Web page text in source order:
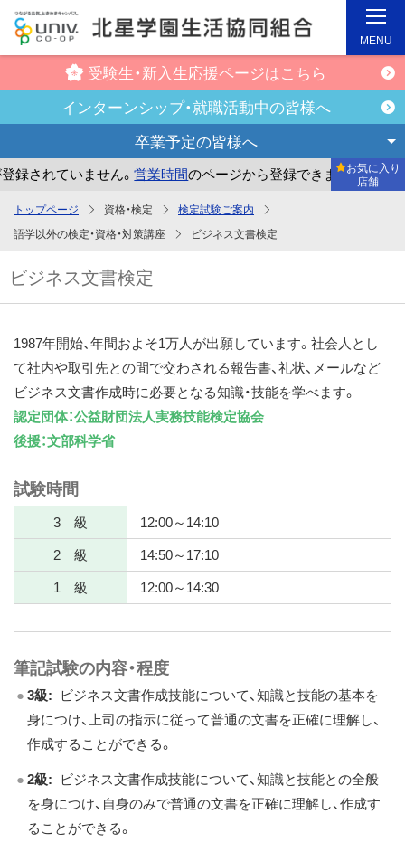
コ
ン
受験生・新入生応援ページはこちら
インターンシップ・就職活動中の皆様へ
卒業予定の皆様へ
されていません。営業時間のページから登録できます。お気に入り
店舗
MENU
トップページ 資格・検定
検定試験ご案内
語学以外の検定・資格・対策講座
ビジネス文書検定
ビジネス文書検定
1987年開始、年間およそ1万人が出願しています。社会人とし
て社内や取引先との間で交わされる報告書、礼状、メールなど
ビジネス文書作成時に必要となる知識・技能を学べます。
認定団体：公益財団法人実務技能検定協会
後援：文部科学省
試験時間
3 級
12:00～14:10
2 級
14:50～17:10
1 級
12:00～14:30
筆記試験の内容・程度
3級: ビジネス文書作成技能について、知識と技能の基本を
身につけ、上司の指示に従って普通の文書を正確に理解し、
作成することができる。
2級: ビジネス文書作成技能について、知識と技能との全般
を身につけ、自身のみで普通の文書を正確に理解し、作成す
ることができる。